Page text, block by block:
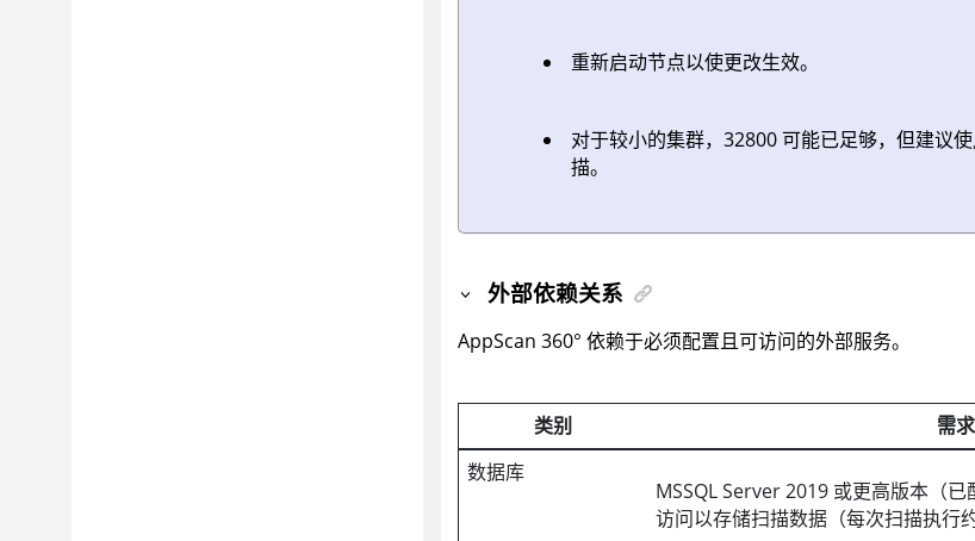
重新启动节点以使更改生效。
对于较小的集群，32800 可能已足够，但建议
描。
外部依赖关系
AppScan 360° 依赖于必须配置且可访问的外部服务。
类别
需求
数据库
MSSQL Server 2019 或更高版本（
访问以存储扫描数据（每次扫描执行